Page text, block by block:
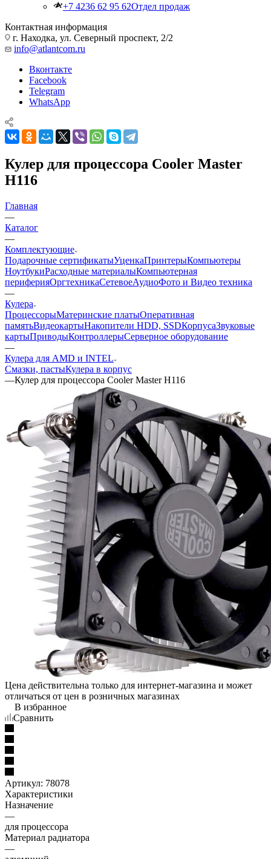
+7 4236 62 95 62Отдел продаж
Контактная информация
г. Находка, ул. Северный проспект, 2/2
info@atlantcom.ru
Вконтакте
Facebook
Telegram
WhatsApp
Кулер для процессора Cooler Master
H116
Главная
—
Каталог
—
Комплектующие
Подарочные сертификатыУценкаПринтерыКомпьютеры
НоутбукиРасходные материалыКомпьютерная
периферияОргтехникаСетевоеАудиоФото и Видео техника
—
Кулера
ПроцессорыМатеринские платыОперативная
памятьВидеокартыНакопители HDD, SSDКорпусаЗвуковые
картыПриводыКонтроллерыCерверное оборудование
—
Кулера для AMD и INTEL
Смазки, пастыКулера в корпус
—Кулер для процессора Cooler Master H116
Цена действительна только для интернет-магазина и может
отличаться от цен в розничных магазинах
В избранное
Сравнить
Артикул: 78078
Характеристики
Назначение
—
для процессора
Материал радиатора
—